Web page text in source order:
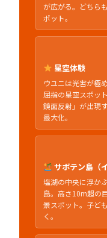
が広がる。どちら
ポット。
星空体験
ウユニは光害が極
屈指の星空スポッ
鏡面反射」が出現
最大化。
サボテン島（
塩湖の中央に浮か
島。高さ10m超の
景スポット。子ど
く。